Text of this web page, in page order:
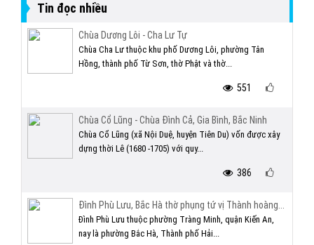
Tin đọc nhiều
Chùa Dương Lôi - Cha Lư Tự
Chùa Cha Lư thuộc khu phố Dương Lôi, phường Tân
Hồng, thành phố Từ Sơn, thờ Phật và thờ...
551
Chùa Cổ Lũng - Chùa Đình Cả, Gia Bình, Bắc Ninh
Chùa Cổ Lũng (xã Nội Duệ, huyện Tiên Du) vốn được xây
dựng thời Lê (1680 -1705) với quy...
386
Đình Phù Lưu, Bắc Hà thờ phụng tứ vị Thành hoàng...
Đình Phù Lưu thuộc phường Tràng Minh, quận Kiến An,
nay là phường Bắc Hà, Thành phố Hải...